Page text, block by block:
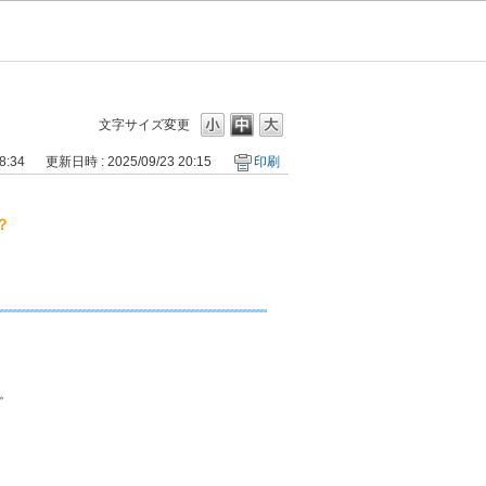
文字サイズ変更
更新日時 : 2025/09/23 20:15 印刷